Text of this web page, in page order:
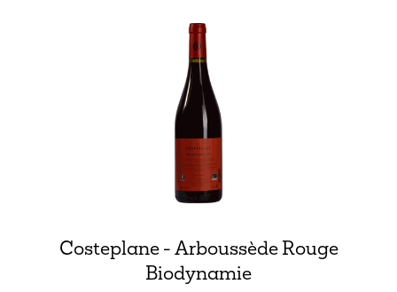
Costeplane - Arboussède Rouge
Biodynamie